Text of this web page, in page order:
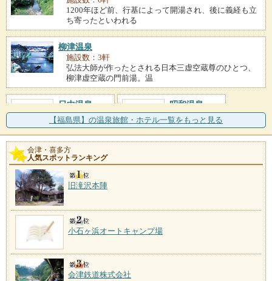
1200年ほど前、行基によって開湯され、後に義経も立
ち寄ったといわれる
柳津温泉
施設数：3軒
弘法大師が作ったとされる日本三虚空蔵尊のひとつ、
柳津虚空蔵の門前湯。温
日中温泉
施設数：1軒
昭和温泉
施設数：1軒
【福島県】の温泉旅館・ホテル一覧をもっと見る
会津・喜多方
人気スポットランキング
旧滝沢本陣
小石ヶ浜オートキャンプ場
会津鉄道株式会社